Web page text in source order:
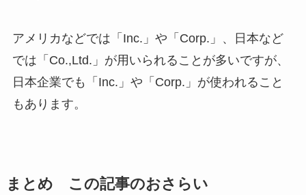
アメリカなどでは「Inc.」や「Corp.」、日本など
では「Co.,Ltd.」が用いられることが多いですが、
日本企業でも「Inc.」や「Corp.」が使われること
もあります。
まとめ この記事のおさらい